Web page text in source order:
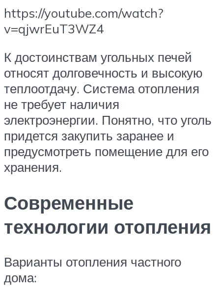
https://youtube.com/watch?
v=qjwrEuT3WZ4
К достоинствам угольных печей
относят долговечность и высокую
теплоотдачу. Система отопления
не требует наличия
электроэнергии. Понятно, что уголь
придется закупить заранее и
предусмотреть помещение для его
хранения.
Современные
технологии отопления
Варианты отопления частного
дома: